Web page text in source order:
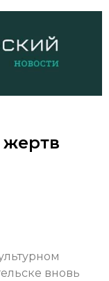
вновь